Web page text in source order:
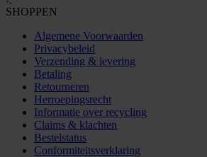
SHOPPEN
Algemene Voorwaarden
Privacybeleid
Verzending & levering
Betaling
Retourneren
Herroepingsrecht
Informatie over recycling
Claims & klachten
Bestelstatus
Conformiteitsverklaring